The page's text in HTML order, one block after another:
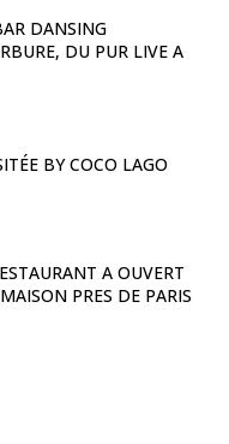
DANSING
DU PUR LIVE A
BY COCO LAGO
A OUVERT
PRES DE PARIS